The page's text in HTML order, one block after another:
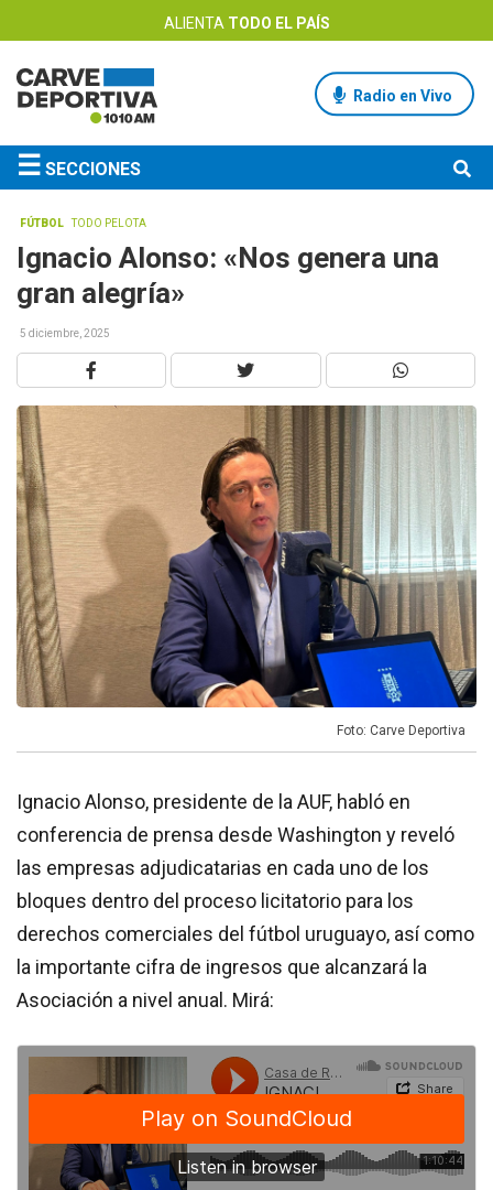
ALIENTA TODO EL PAÍS
Radio en Vivo
☰ SECCIONES
FÚTBOL TODO PELOTA
Ignacio Alonso: «Nos genera una
gran alegría»
5 diciembre, 2025
Foto: Carve Deportiva
Ignacio Alonso, presidente de la AUF, habló en
conferencia de prensa desde Washington y reveló
las empresas adjudicatarias en cada uno de los
bloques dentro del proceso licitatorio para los
derechos comerciales del fútbol uruguayo, así como
la importante cifra de ingresos que alcanzará la
Asociación a nivel anual. Mirá: